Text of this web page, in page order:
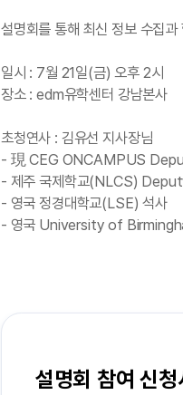
설명회를 통해 최신 정보 수집
일시 : 7월 21일(금) 오후 2시
장소 : edm유학센터 강남본사
초청연사 : 김유선 지사장님
- 現 CEG ONCAMPUS
- 제주 국제학교(NLCS)
- 영국 정경대학교(LSE) 석사
- 영국 University of
설명회 참여 신청